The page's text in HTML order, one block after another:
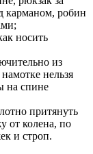
карманом, робин
носить
из
нельзя
на спине
притянуть
от колена, по
и строп.